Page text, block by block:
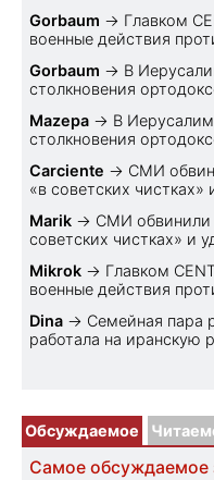
Gorbaum → Главком
военные действия
Gorbaum → В
столкновения
Mazepa → В
столкновения
Carciente → СМИ
«в советских чистках»
Marik → СМИ обвинили
советских чистках» и
Mikrok → Главком
военные действия
Dina → Семейная пара
работала на иранскую
Обсуждаемое
Самое обсуждаемое